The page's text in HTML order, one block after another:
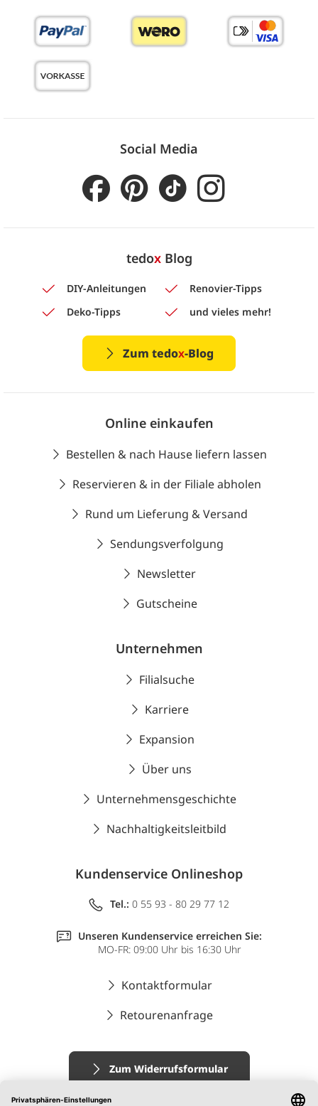
Social Media
tedoxBlog
DIY-Anleitungen
Renovier-Tipps
Deko-Tipps
und vieles mehr!
Zum tedox-Blog
Online einkaufen
Bestellen & nach Hause liefern lassen
Reservieren & in der Filiale abholen
Rund um Lieferung & Versand
Sendungsverfolgung
Newsletter
Gutscheine
Unternehmen
Filialsuche
Karriere
Expansion
Über uns
Unternehmensgeschichte
Nachhaltigkeitsleitbild
Kundenservice Onlineshop
Tel.: 0 55 93 - 80 29 77 12
Unseren Kundenservice erreichen Sie:
MO-FR: 09:00 Uhr bis 16:30 Uhr
Kontaktformular
Retourenanfrage
Zum Widerrufsformular